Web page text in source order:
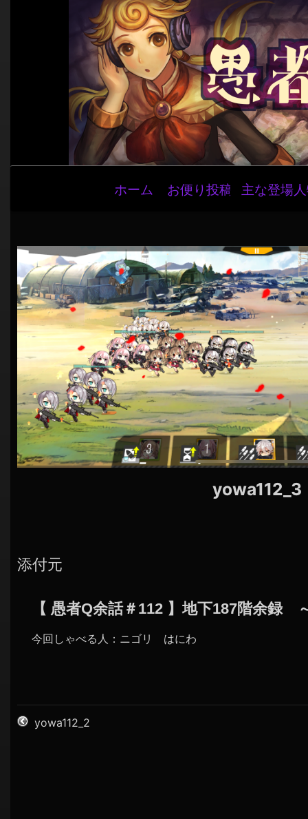
ビ
ゲ
ー
シ
ョ
ン
ホーム お便り投稿 主な登場
yowa112_3
添付元
【 愚者Q余話＃112 】地下187階余録
今回しゃべる人：ニゴリ はにわ
yowa112_2